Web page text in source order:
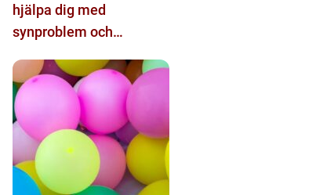
hjälpa dig med
synproblem och